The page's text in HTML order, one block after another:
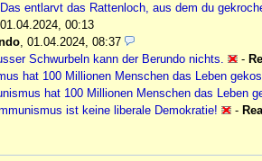
Das entlarvt das Rattenloch, aus dem du
01.04.2024, 00:13
, 01.04.2024, 08:37
Schwurbeln kann der Berundo nichts.
-
hat 100 Millionen Menschen das Leben
hat 100 Millionen Menschen das Leben
ist keine liberale Demokratie!
-